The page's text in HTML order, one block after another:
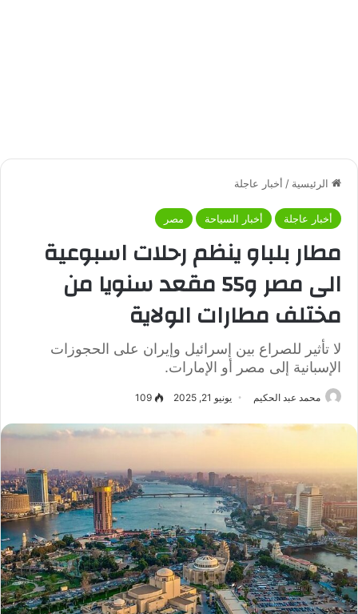
الرئيسية / أخبار عاجلة
أخبار عاجلة أخبار السياحة مصر
مطار بلباو ينظم رحلات اسبوعية
الى مصر و55 مقعد سنويا من
مختلف مطارات الولاية
لا تأثير للصراع بين إسرائيل وإيران على الحجوزات
الإسبانية إلى مصر أو الإمارات.
محمد عبد الحكيم يونيو 21, 2025 109